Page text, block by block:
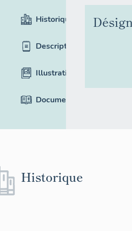
Historique
Description
Illustrations
Documentation
Historique